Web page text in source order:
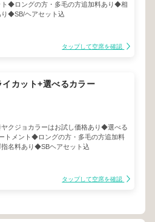
ト◆ロングの方・多毛の方追加料あり◆相
り◆SB/ヘアセット込
タップして空席を確認
イカット+選べるカラー
クジョカラーはお試し価格あり◆選べる
トメント◆ロングの方・多毛の方追加料
名料あり◆SBヘアセット込
タップして空席を確認